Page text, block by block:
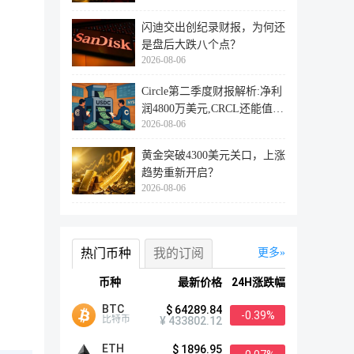
闪迪交出创纪录财报，为何还
是盘后大跌八个点？
2026-08-06
Circle第二季度财报解析:净利
润4800万美元,CRCL还能值得
投资
2026-08-06
黄金突破4300美元关口，上涨
趋势重新开启？
2026-08-06
更多
热门币种 我的订阅
币种 最新价格 24H涨跌幅
BTC
比特币
$ 64289.84
¥ 433802.12
-0.39%
ETH $ 1896.95